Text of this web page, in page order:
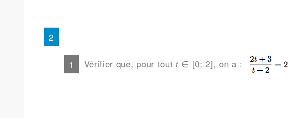
Vérifier que, pour tout t ∈ [0; 2], on a :